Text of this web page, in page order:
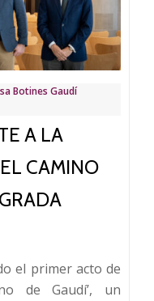
restauraciones
de
cerámica
y
trencadís
la
Casa
Botines Gaudí
A LA
CAMINO
el primer acto de
de Gaudí’, un